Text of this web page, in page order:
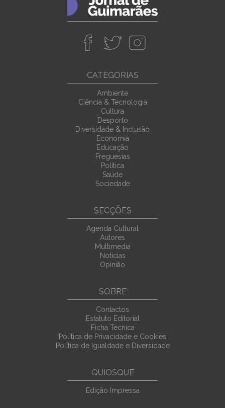
CATEGORIAS
Ambiente
Ciência & Tecnologia
Cultura
Desporto
Diversidade & Inclusão
Economia
Educação
Freguesias
Política
Saúde
Sociedade
SECÇÕES
Agenda Cultural
Autores
Multimedia
Noticias
Opinião
SOBRE
Contactos
Estatuto Editorial
Ficha Técnica
Política de Privacidade e Cookies
Política de Igualdade e Diversidade
QUIOSQUE
Edição Impressa